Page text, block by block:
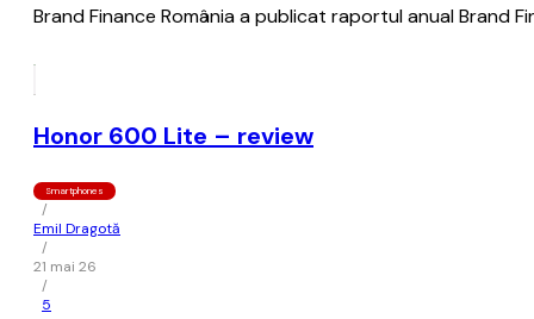
Brand Finance România a publicat raportul anual Brand
Honor 600 Lite – review
Smartphones
/
Emil Dragotă
/
21 mai 26
/
5